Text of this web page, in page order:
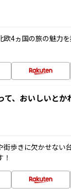
4ヵ国の旅の魅力
、おいしいとか
歩きに欠かせない